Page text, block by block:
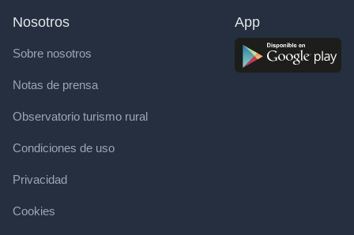
Nosotros
Sobre nosotros
Notas de prensa
Observatorio turismo rural
Condiciones de uso
Privacidad
Cookies
App